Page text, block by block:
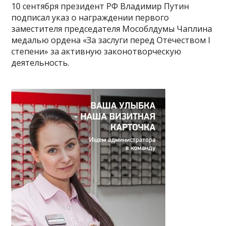
10 сентября президент РФ Владимир Путин
подписал указ о награждении первого
заместителя председателя Мособлдумы Чаплина
медалью ордена «За заслуги перед Отечеством I
степени» за активную законотворческую
деятельность.